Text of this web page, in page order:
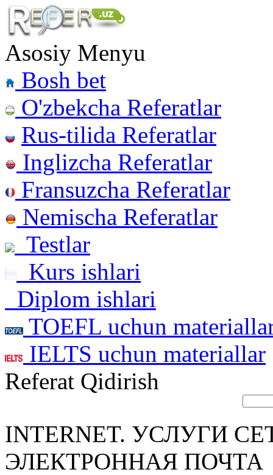
Asosiy Menyu
Bosh bet
O'zbekcha Referatlar
Rus-tilida Referatlar
Inglizcha Referatlar
Fransuzcha Referatlar
Nemischa Referatlar
Testlar
Kurs ishlari
Diplom ishlari
TOEFL uchun
IELTS uchun materiallar
Referat Qidirish
INTERNET. УСЛУГИ
ЭЛЕКТРОННАЯ ПОЧТА